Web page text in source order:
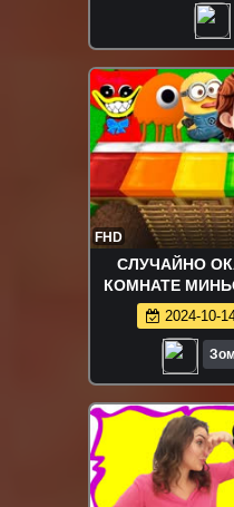
FHD
СЛУЧАЙНО
КОМНАТЕ
2024-10-